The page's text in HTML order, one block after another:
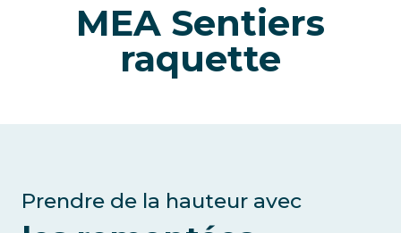
MEA Sentiers
raquette
Prendre de la hauteur avec